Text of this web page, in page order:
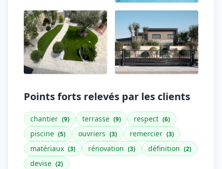
Points forts relevés par les clients
chantier (9) terrasse (9) respect (6)
piscine (5) ouvriers (3) remercier (3)
matériaux (3) rénovation (3) définition (2)
devise (2)